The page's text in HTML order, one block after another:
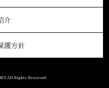
介
護方針
All Rights Reserved.